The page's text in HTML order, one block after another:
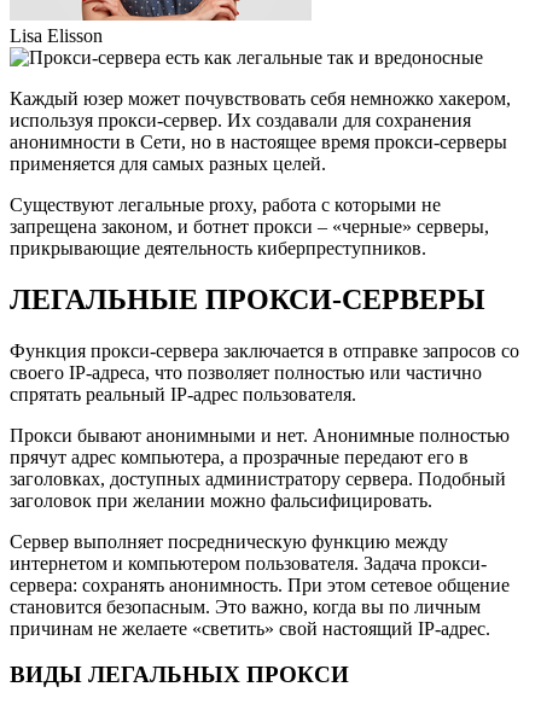
Lisa Elisson
Каждый юзер может почувствовать себя немножко хакером,
используя прокси-сервер. Их создавали для сохранения
анонимности в Сети, но в настоящее время прокси-серверы
применяется для самых разных целей.
Существуют легальные proxy, работа с которыми не
запрещена законом, и ботнет прокси – «черные» серверы,
прикрывающие деятельность киберпреступников.
ЛЕГАЛЬНЫЕ ПРОКСИ-СЕРВЕРЫ
Функция прокси-сервера заключается в отправке запросов со
своего IP-адреса, что позволяет полностью или частично
спрятать реальный IP-адрес пользователя.
Прокси бывают анонимными и нет. Анонимные полностью
прячут адрес компьютера, а прозрачные передают его в
заголовках, доступных администратору сервера. Подобный
заголовок при желании можно фальсифицировать.
Сервер выполняет посредническую функцию между
интернетом и компьютером пользователя. Задача прокси-
сервера: сохранять анонимность. При этом сетевое общение
становится безопасным. Это важно, когда вы по личным
причинам не желаете «светить» свой настоящий IP-адрес.
ВИДЫ ЛЕГАЛЬНЫХ ПРОКСИ